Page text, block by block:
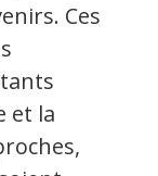
Ces
et la